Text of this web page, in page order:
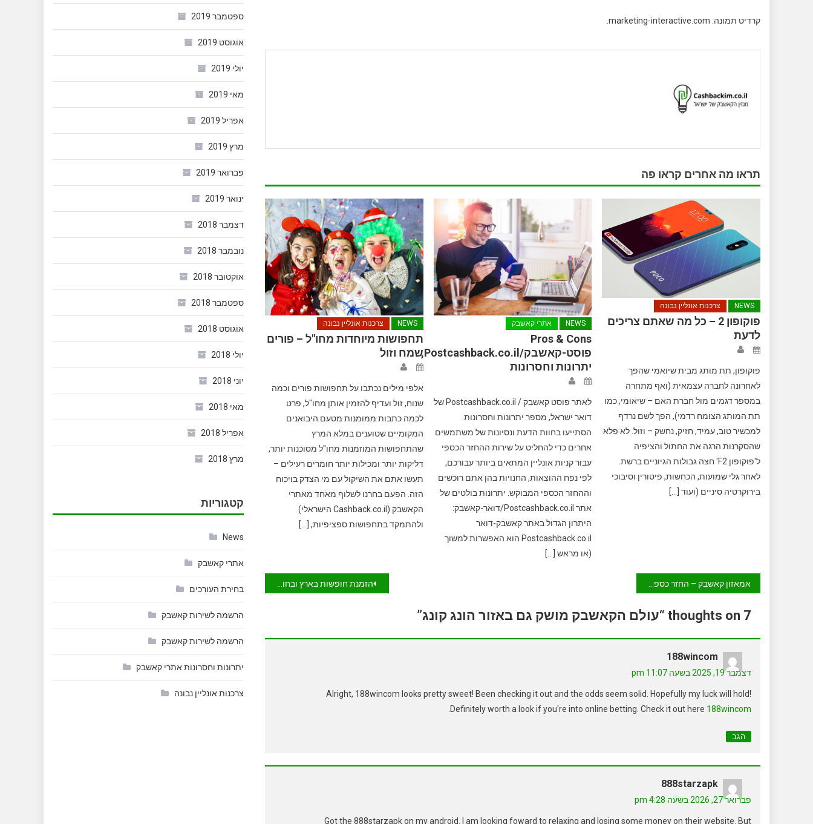
קרדיט תמונה: marketing-interactive.com.
תראו מה אחרים קראו פה
NEWS צרכנות אונליין נבונה
תחפושות מיוחדות מחו"ל – פורים
שמח וזול
אלפי מילים נכתבו על תחפושות פורים וכמה
שנוח, זול ועדיף להזמין אותן מחו"ל, פרט
לכמה כתבות ממומנות מטעם היבואנים
המקומיים שטוענים במלא המרץ
שהתחפושות המוזמנות מחו"ל מסוכנות יותר,
דליקות יותר ומכילות יותר חומרים רעילים –
תעשו אתם את השיקול עם מי הצדק בויכוח
הזה. הפעם בחרנו לשלוף מאחד מאתרי
הקאשבק (Cashback.co.il הישראלי)
ולהתמקד בתחפושות ספציפיות, […]
NEWS אתרי קאשבק
Pros & Cons
פוסט-קאשבק/Postcashback.co.il,
יתרונות וחסרונות
לאתר פוסט קאשבק / Postcashback.co.il של
דואר ישראל, מספר יתרונות וחסרונות.
הסתייעו בחוות הדעת ונסיונות של משתמשים
אחרים כדי להחליט על שירות ההחזר הכספי
עבור קניות אונליין המתאים ביותר עבורכם,
לפי נפח ההוצאות, החנויות בהן אתם רוכשים
וההחזר הכספי המבוקש. יתרונות בולטים של
אתר Postcashback.co.il/דואר-קאשבק:
היתרון הגדול באתר קאשבק-דואר
Postcashback.co.il הוא האפשרות למשוך
(או מראש […]
NEWS צרכנות אונליין נבונה
פוקופון 2 – כל מה שאתם צריכים
לדעת
פוקופון, תת מותג מבית שיואמי שהפך
לאחרונה לחברה עצמאית (ואף מתחרה
במספר דגמים מול חברת האם – שיאומי, כמו
תת המותג הצומח רדמי), הפך לשם נרדף
למכשיר טוב, עמיד, חזיק, נחשק – וזול. לא פלא
שהסקרנות הרגה את החתול והציפיה
ל'פוקופון F2' חצה גבולות הגיוניים ברשת.
לאחר גלי שמועות, הכחשות, פיטורין וסיבוכי
בירוקרטיה סיניים (ועוד […]
ניווט הזמנת חופשות בארץ ובחו"ל אונליין עם החזר כספי קאשבק
7 thoughts on “עולם הקאשבק מושק גם באזור הונג קונג”
188wincom
דצמבר 19, 2025 בשעה 11:07 pm
Alright, 188wincom looks pretty sweet! Been checking it out and the odds seem solid. Hopefully my luck will hold!
Definitely worth a look if you're into online betting. Check it out here 188wincom
הגב
888starzapk
פברואר 27, 2026 בשעה 4:28 pm
Got the 888starzapk on my android. I am looking foward to relaxing and losing some money on their website. But
ספטמבר 2019
אוגוסט 2019
יולי 2019
מאי 2019
אפריל 2019
מרץ 2019
פברואר 2019
ינואר 2019
דצמבר 2018
נובמבר 2018
אוקטובר 2018
ספטמבר 2018
אוגוסט 2018
יולי 2018
יוני 2018
מאי 2018
אפריל 2018
מרץ 2018
קטגוריות
News
אתרי קאשבק
בחירת העורכים
הרשמה לשירות קאשבק
הרשמה לשירות קאשבק
יתרונות וחסרונות אתרי קאשבק
צרכנות אונליין נבונה